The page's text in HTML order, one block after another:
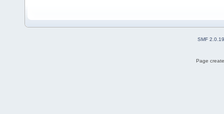
SMF 2.0.19
Page